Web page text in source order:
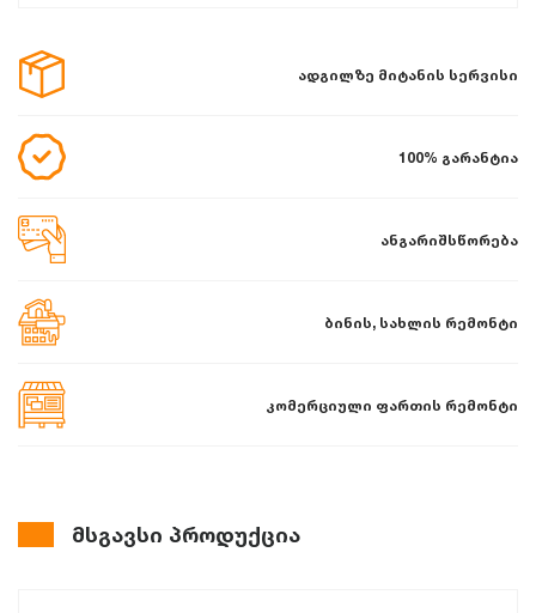
ადგილზე მიტანის სერვისი
100% გარანტია
ანგარიშსწორება
ბინის, სახლის რემონტი
კომერციული ფართის რემონტი
მსგავსი პროდუქცია